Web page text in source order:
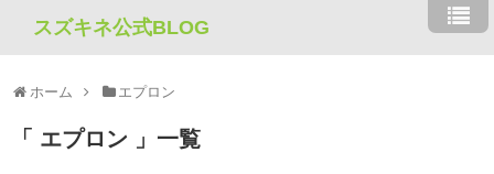
スズキネ公式BLOG
ホーム エプロン
エプロン 一覧